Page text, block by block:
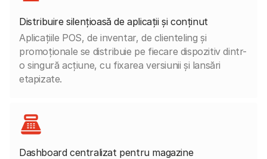
Distribuire silențioasă de aplicații și conținut
Aplicațiile POS, de inventar, de clienteling și
promoționale se distribuie pe fiecare dispozitiv dintr-
o singură acțiune, cu fixarea versiunii și lansări
etapizate.
Dashboard centralizat pentru magazine